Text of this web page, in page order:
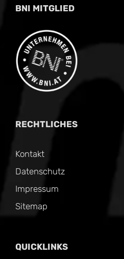
BNI MITGLIED
RECHTLICHES
Kontakt
Datenschutz
Impressum
Sitemap
QUICKLINKS